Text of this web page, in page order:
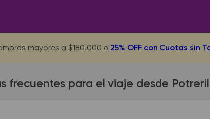
mayores a $180.000 o 25% OFF con Cuotas sin
frecuentes para el viaje desde